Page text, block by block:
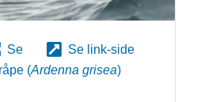
Se
Se link-side
(Ardenna grisea)